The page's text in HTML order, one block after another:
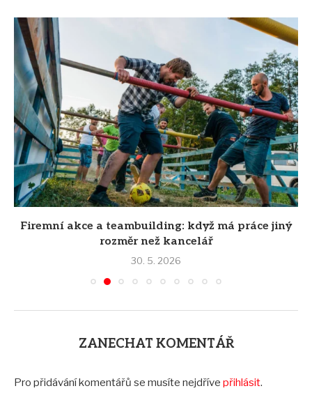
Firemní akce a teambuilding: když má práce jiný
rozměr než kancelář
30. 5. 2026
ZANECHAT KOMENTÁŘ
Pro přidávání komentářů se musíte nejdříve přihlásit.